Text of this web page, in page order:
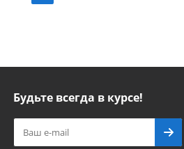
Будьте всегда в курсе!